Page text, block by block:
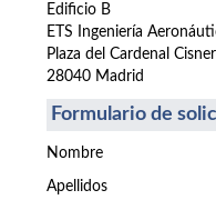
Edificio B
ETS Ingeniería
Plaza del Cardenal
28040 Madrid
Formulario de
Nombre
Apellidos